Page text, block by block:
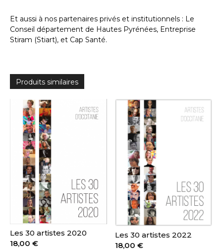
Adresse email*
Nom
Prénom
Statut / Organisation
J'accepte les termes et conditions
Adresse email*
Et aussi à nos partenaires privés et institutionnels : Le
Conseil département de Hautes Pyrénées, Entreprise
Stiram (Stiart), et Cap Santé.
Produits similaires
Les 30 artistes 2020
18,00 €
Les 30 artistes 2022
18,00€